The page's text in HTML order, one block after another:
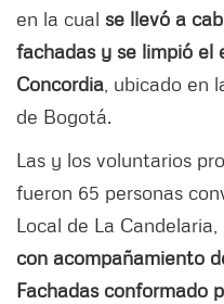
en la cual se llevó a
fachadas y se limpió el
Concordia , ubicado en
de Bogotá.
Las y los voluntarios
fueron 65 personas
Local de La
con acompañamiento
Fachadas conformado